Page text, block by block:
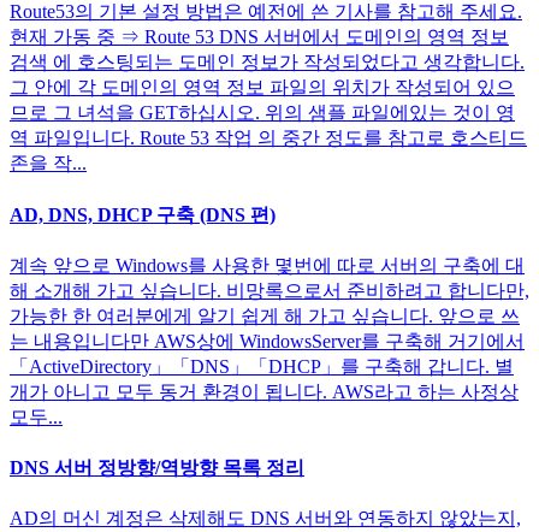
Route53의 기본 설정 방법은 예전에 쓴 기사를 참고해 주세요.
현재 가동 중 ⇒ Route 53 DNS 서버에서 도메인의 영역 정보
검색 에 호스팅되는 도메인 정보가 작성되었다고 생각합니다.
그 안에 각 도메인의 영역 정보 파일의 위치가 작성되어 있으
므로 그 녀석을 GET하십시오. 위의 샘플 파일에있는 것이 영
역 파일입니다. Route 53 작업 의 중간 정도를 참고로 호스티드
존을 작...
AD, DNS, DHCP 구축 (DNS 편)
계속 앞으로 Windows를 사용한 몇번에 따로 서버의 구축에 대
해 소개해 가고 싶습니다. 비망록으로서 준비하려고 합니다만,
가능한 한 여러분에게 알기 쉽게 해 가고 싶습니다. 앞으로 쓰
는 내용입니다만 AWS상에 WindowsServer를 구축해 거기에서
「ActiveDirectory」「DNS」「DHCP」를 구축해 갑니다. 별
개가 아니고 모두 동거 환경이 됩니다. AWS라고 하는 사정상
모두...
DNS 서버 정방향/역방향 목록 정리
AD의 머신 계정은 삭제해도 DNS 서버와 연동하지 않았는지,